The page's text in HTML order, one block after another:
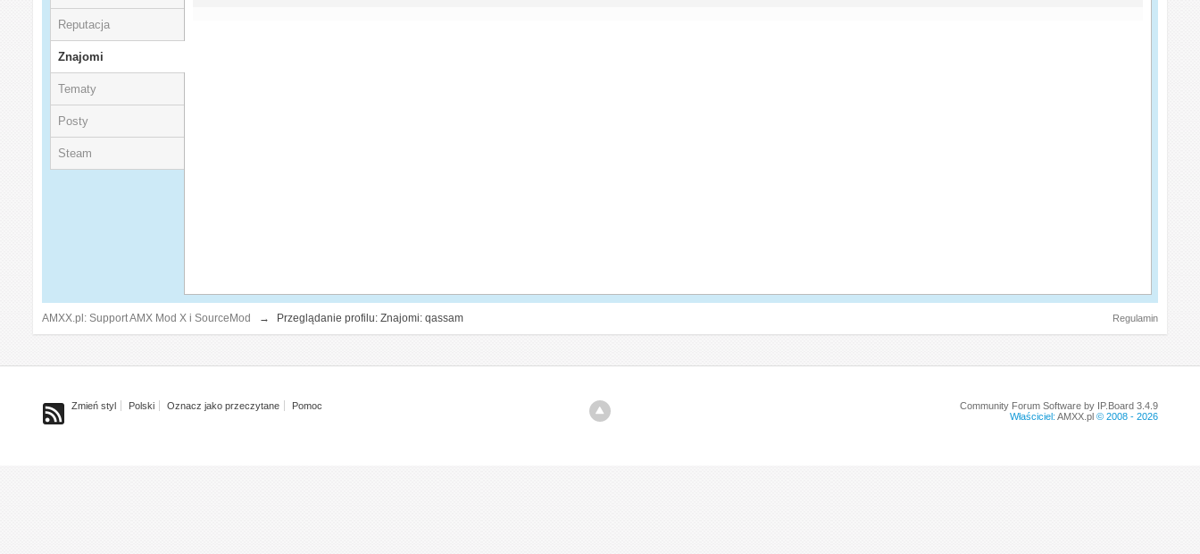
Reputacja
Znajomi
Tematy
Posty
Steam
AMXX.pl: Support AMX Mod X i SourceMod → Przeglądanie profilu: Znajomi: qassam Regulamin
Zmień styl Polski Oznacz jako przeczytane Pomoc
Community Forum Software by IP.Board 3.4.9
Właściciel: AMXX.pl© 2008 - 2026